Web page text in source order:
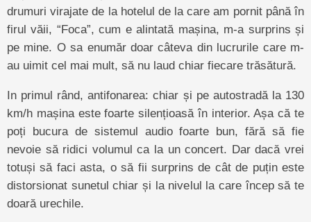
drumuri virajate de la hotelul de la care am pornit până în
firul văii, “Foca”, cum e alintată mașina, m-a surprins și
pe mine. O sa enumăr doar câteva din lucrurile care m-
au uimit cel mai mult, să nu laud chiar fiecare trăsătură.
In primul rând, antifonarea: chiar și pe autostradă la 130
km/h mașina este foarte silențioasă în interior. Așa că te
poți bucura de sistemul audio foarte bun, fără să fie
nevoie să ridici volumul ca la un concert. Dar dacă vrei
totuși să faci asta, o să fii surprins de cât de puțin este
distorsionat sunetul chiar și la nivelul la care încep să te
doară urechile.